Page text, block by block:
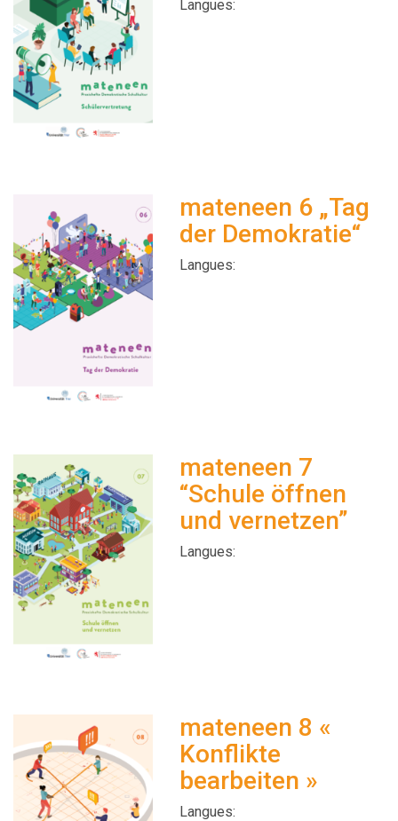
Langues:
mateneen 6 „Tag
der Demokratie“
Langues:
mateneen 7
“Schule öffnen
und vernetzen”
Langues:
mateneen 8 «
Konflikte
bearbeiten »
Langues: